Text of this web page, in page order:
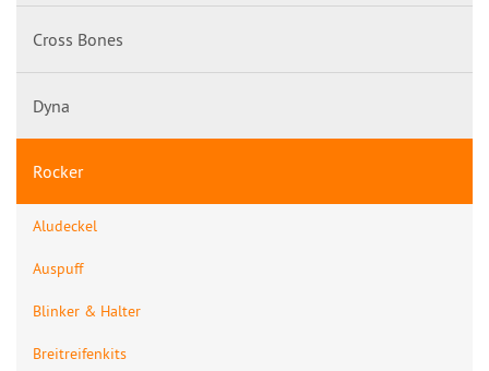
Cross Bones
Dyna
Rocker
Aludeckel
Auspuff
Blinker & Halter
Breitreifenkits